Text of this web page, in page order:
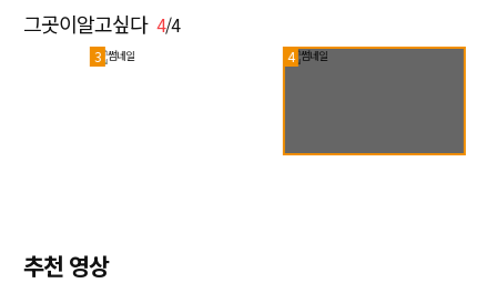
그곳이알고싶다 4/4
3 4
추천 영상